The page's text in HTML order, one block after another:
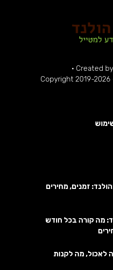
Created by
·
Copyright 2019-
זמנים, מחירים
מה קורה בכל חודש
לאכול, מה לקנות